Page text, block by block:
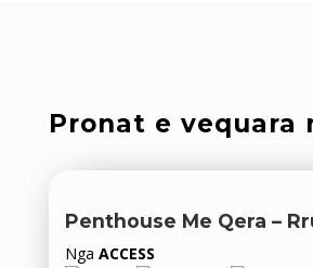
Pronat e vequara
Penthouse Me Qera –
Nga ACCESS